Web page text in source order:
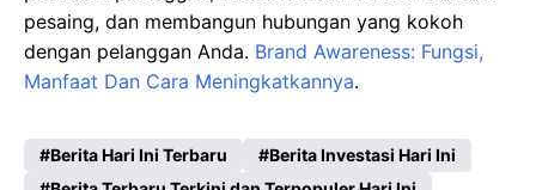
pesaing, dan membangun hubungan yang kokoh
dengan pelanggan Anda. Brand Awareness: Fungsi,
Manfaat Dan Cara Meningkatkannya.
Berita Hari Ini Terbaru
Berita Investasi Hari Ini